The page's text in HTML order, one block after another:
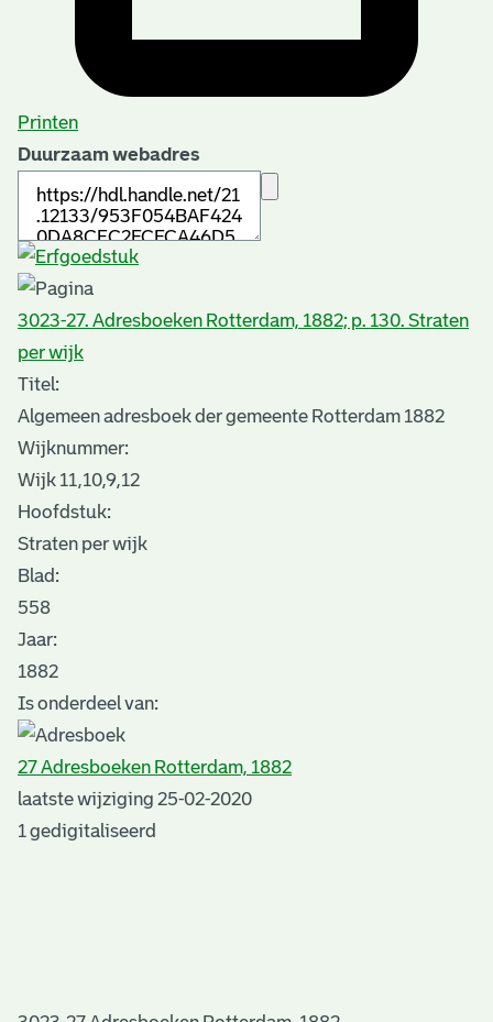
Printen
Duurzaam webadres
3023-27. Adresboeken Rotterdam, 1882; p. 130. Straten
per wijk
Titel:
Algemeen adresboek der gemeente Rotterdam 1882
Wijknummer:
Wijk 11,10,9,12
Hoofdstuk:
Straten per wijk
Blad:
558
Jaar:
1882
Is onderdeel van:
27 Adresboeken Rotterdam, 1882
laatste wijziging 25-02-2020
1 gedigitaliseerd